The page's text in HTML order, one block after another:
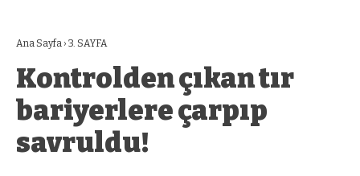
Ana Sayfa › 3. SAYFA
Kontrolden çıkan tır
bariyerlere çarpıp
savruldu!